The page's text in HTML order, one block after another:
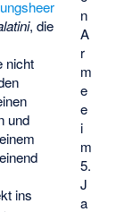
n
A
r
m
e
e
i
m
5.
J
a
, die
nicht
und
ins